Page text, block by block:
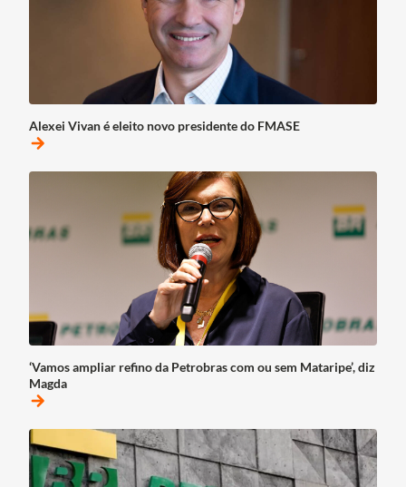
Alexei Vivan é eleito novo presidente do FMASE
arrow_forward
‘Vamos ampliar refino da Petrobras com ou sem Mataripe’, diz
Magda
arrow_forward